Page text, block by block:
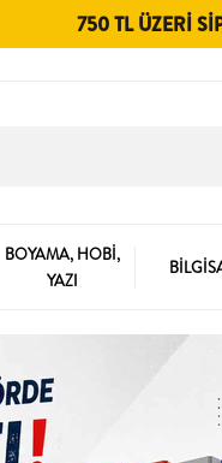
750 TL ÜZERI
BOYAMA, HOBİ,
YAZI